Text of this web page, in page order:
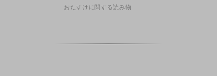
おたすけに関する読み物